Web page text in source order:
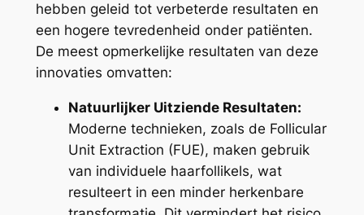
hebben geleid tot verbeterde resultaten en
een hogere tevredenheid onder patiënten.
De meest opmerkelijke resultaten van deze
innovaties omvatten:
Natuurlijker Uitziende Resultaten:
Moderne technieken, zoals de Follicular
Unit Extraction (FUE), maken gebruik
van individuele haarfollikels, wat
resulteert in een minder herkenbare